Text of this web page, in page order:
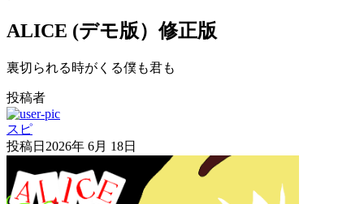
ALICE (デモ版）修正版
裏切られる時がくる僕も君も
投稿者
スピ
投稿日 2026年 6月 18日